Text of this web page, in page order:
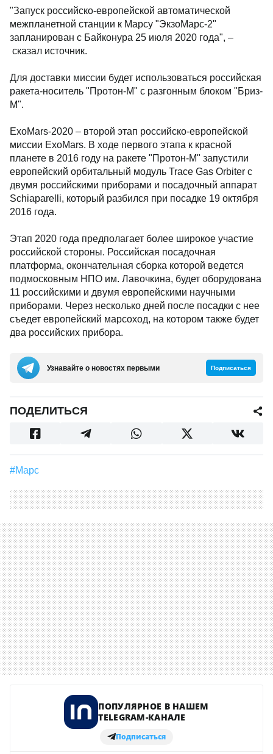
"Запуск российско-европейской автоматической
межпланетной станции к Марсу "ЭкзоМарс-2"
запланирован с Байконура 25 июля 2020 года", –
сказал источник.
Для доставки миссии будет использоваться российская
ракета-носитель "Протон-М" с разгонным блоком "Бриз-
М".
ExoMars-2020 – второй этап российско-европейской
миссии ExoMars. В ходе первого этапа к красной
планете в 2016 году на ракете "Протон-М" запустили
европейский орбитальный модуль Trace Gas Orbiter с
двумя российскими приборами и посадочный аппарат
Schiaparelli, который разбился при посадке 19 октября
2016 года.
Этап 2020 года предполагает более широкое участие
российской стороны. Российская посадочная
платформа, окончательная сборка которой ведется
подмосковным НПО им. Лавочкина, будет оборудована
11 российскими и двумя европейскими научными
приборами. Через несколько дней после посадки с нее
съедет европейский марсоход, на котором также будет
два российских прибора.
Узнавайте о новостях первыми Подписаться
ПОДЕЛИТЬСЯ
#Марс